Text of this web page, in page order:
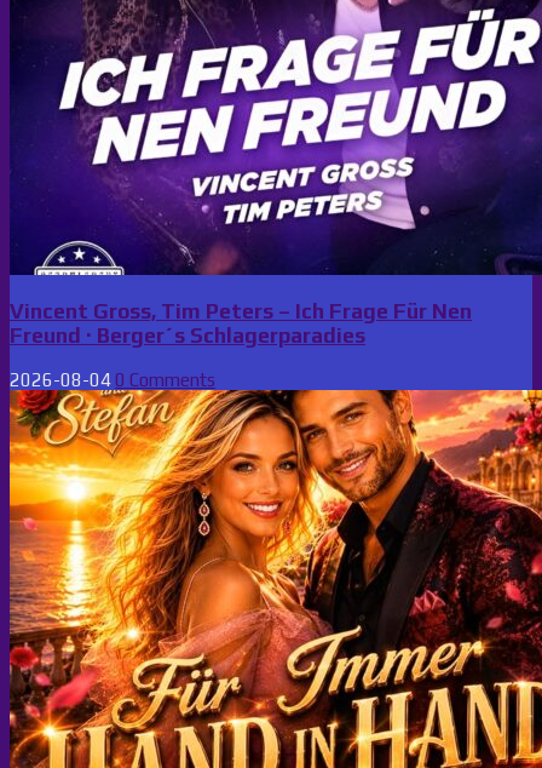
Vincent Gross, Tim Peters – Ich Frage Für Nen
Freund · Berger´s Schlagerparadies
2026-08-04 0 Comments